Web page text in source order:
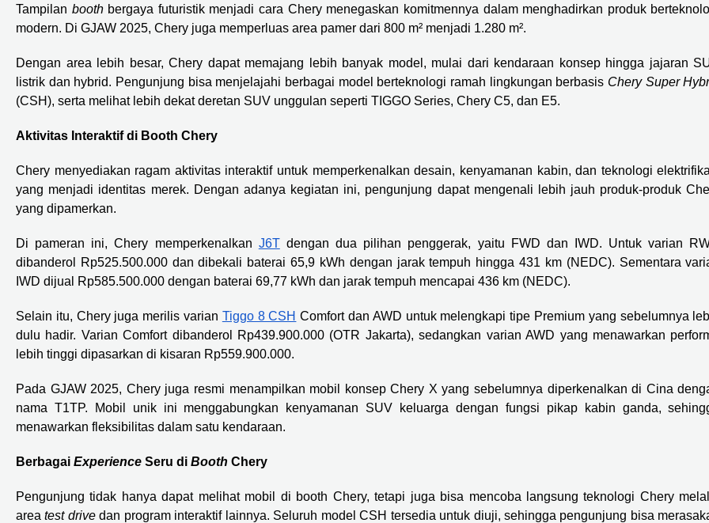
Tampilan booth bergaya futuristik menjadi cara Chery menegaskan komitmennya dalam menghadirkan produk
modern. Di GJAW 2025, Chery juga memperluas area pamer dari 800 m² menjadi 1.280 m².
Dengan area lebih besar, Chery dapat memajang lebih banyak model, mulai dari kendaraan konsep hingga jajaran
listrik dan hybrid. Pengunjung bisa menjelajahi berbagai model berteknologi ramah lingkungan berbasis Chery Super
(CSH), serta melihat lebih dekat deretan SUV unggulan seperti TIGGO Series, Chery C5, dan E5.
Aktivitas Interaktif di Booth Chery
Chery menyediakan ragam aktivitas interaktif untuk memperkenalkan desain, kenyamanan kabin, dan teknologi
yang menjadi identitas merek. Dengan adanya kegiatan ini, pengunjung dapat mengenali lebih jauh produk-produk
yang dipamerkan.
Di pameran ini, Chery memperkenalkan J6Tdengan dua pilihan penggerak, yaitu FWD dan IWD. Untuk varian
dibanderol Rp525.500.000 dan dibekali baterai 65,9 kWh dengan jarak tempuh hingga 431 km (NEDC). Sementara
IWD dijual Rp585.500.000 dengan baterai 69,77 kWh dan jarak tempuh mencapai 436 km (NEDC).
Selain itu, Chery juga merilis varian Tiggo 8 CSH Comfort dan AWD untuk melengkapi tipe Premium yang sebelumnya
dulu hadir. Varian Comfort dibanderol Rp439.900.000 (OTR Jakarta), sedangkan varian AWD yang menawarkan
lebih tinggi dipasarkan di kisaran Rp559.900.000.
Pada GJAW 2025, Chery juga resmi menampilkan mobil konsep Chery X yang sebelumnya diperkenalkan di Cina
nama T1TP. Mobil unik ini menggabungkan kenyamanan SUV keluarga dengan fungsi pikap kabin ganda,
menawarkan fleksibilitas dalam satu kendaraan.
Berbagai Experience Seru di Booth Chery
Pengunjung tidak hanya dapat melihat mobil di booth Chery, tetapi juga bisa mencoba langsung teknologi Chery
areatest drivedan program interaktif lainnya. Seluruh model CSH tersedia untuk diuji, sehingga pengunjung bisa